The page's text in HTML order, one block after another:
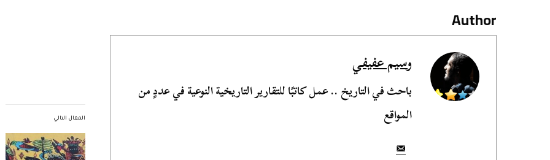
المقال التالي
Author
وسيم عفيفي
باحث في التاريخ .. عمل كاتبًا للتقارير التاريخية النوعية في عددٍ من
المواقع